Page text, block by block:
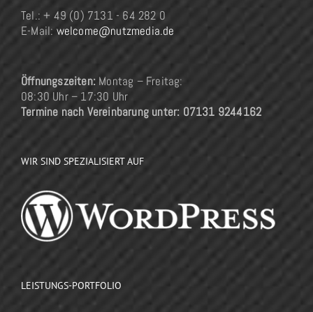
Tel.: + 49 (0) 7131 - 64 282 0
E-Mail: welcome@nutzmedia.de
Öffnungszeiten: Montag – Freitag:
08:30 Uhr – 17:30 Uhr
Termine nach Vereinbarung unter: 07131 9244162
WIR SIND SPEZIALISIERT AUF
LEISTUNGS-PORTFOLIO